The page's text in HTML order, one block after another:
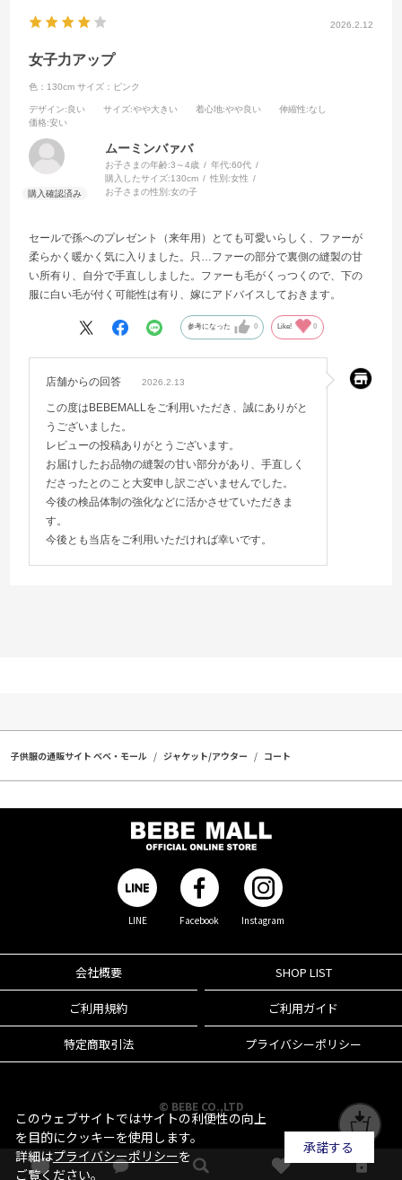
2026.2.12
女子力アップ
色：130cm サイズ：ピンク
デザイン:良い サイズ:やや大きい 着心地:やや良い 伸縮性:なし
価格:安い
ムーミンバァバ
お子さまの年齢:3～4歳 年代:60代
購入したサイズ:130cm 性別:女性
お子さまの性別:女の子
セールで孫へのプレゼント（来年用）とても可愛いらしく、ファーが
柔らかく暖かく気に入りました。只…ファーの部分で裏側の縫製の甘
い所有り、自分で手直ししました。ファーも毛がくっつくので、下の
服に白い毛が付く可能性は有り、嫁にアドバイスしておきます。
参考になった 0 Like! 0
店舗からの回答 2026.2.13
この度はBEBEMALLをご利用いただき、誠にありがと
うございました。
レビューの投稿ありがとうございます。
お届けしたお品物の縫製の甘い部分があり、手直しく
ださったとのこと大変申し訳ございませんでした。
今後の検品体制の強化などに活かさせていただきま
す。
今後とも当店をご利用いただければ幸いです。
子供服の通販サイト ベベ・モール ジャケット/アウター コート
LINE Facebook Instagram
会社概要 SHOP LIST
ご利用規約 ご利用ガイド
特定商取引法 プライバシーポリシー
© BEBE CO.,LTD
このウェブサイトではサイトの利便性の向上
を目的にクッキーを使用します。
詳細はプライバシーポリシーを
ご覧ください。
承諾する